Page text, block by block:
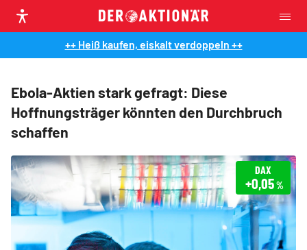
++ Heiß kaufen, eiskalt verdoppeln ++
Ebola-Aktien stark gefragt: Diese
Hoffnungsträger könnten den Durchbruch
schaffen
DAX
+0,05%